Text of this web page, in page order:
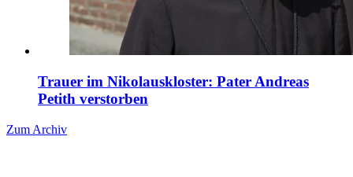
Trauer im Nikolauskloster: Pater Andreas
Petith verstorben
Zum Archiv